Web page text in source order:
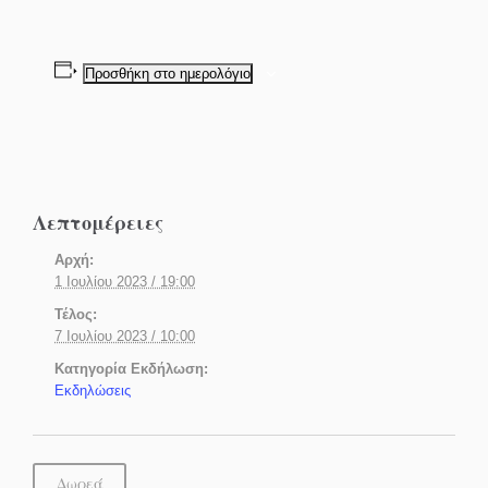
Προσθήκη στο ημερολόγιο
Λεπτομέρειες
Αρχή:
1 Ιουλίου 2023 / 19:00
Τέλος:
7 Ιουλίου 2023 / 10:00
Κατηγορία Εκδήλωση:
Εκδηλώσεις
Δωρεά